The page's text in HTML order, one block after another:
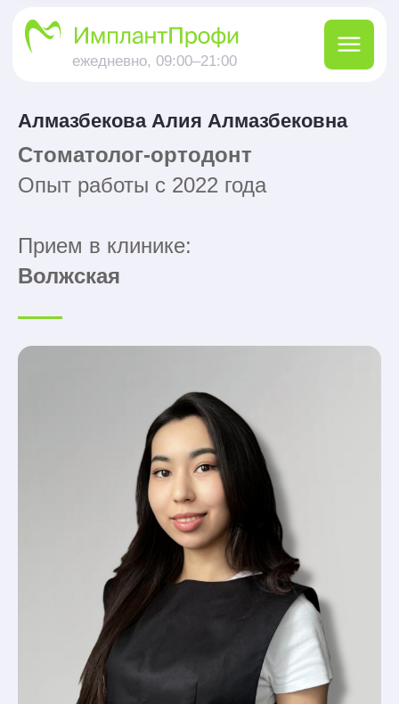
ежедневно, 09:00–21:00
Алмазбекова Алия Алмазбековна
Стоматолог-ортодонт
Опыт работы с 2022 года
Прием в клинике:
Волжская